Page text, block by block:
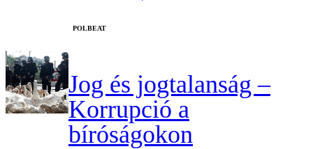
‎POLBEAT
Jog és jogtalanság –
Korrupció a
bíróságokon